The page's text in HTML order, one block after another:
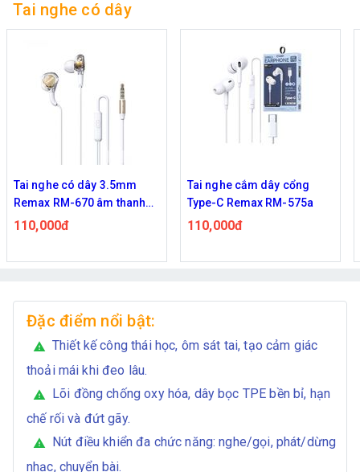
Tai nghe có dây
Tai nghe cắm dây cổng
Type-C Remax RM-575a
110,000đ
Tai nghe có dây Remax
RM-670i cổng Lightning
190,000đ
Đặc điểm nổi bật:
warning
Thiết kế công thái học, ôm sát tai, tạo cảm giác
thoải mái khi đeo lâu.
warning
Lõi đồng chống oxy hóa, dây bọc TPE bền bỉ, hạn
chế rối và đứt gãy.
warning
Nút điều khiển đa chức năng: nghe/gọi, phát/dừng
nhạc, chuyển bài.